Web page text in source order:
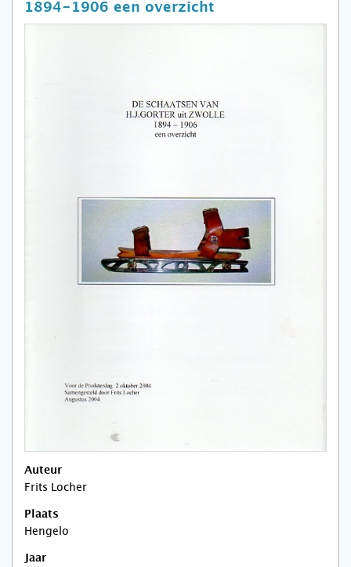
1894-1906 een overzicht
Auteur
Frits Locher
Plaats
Hengelo
Jaar